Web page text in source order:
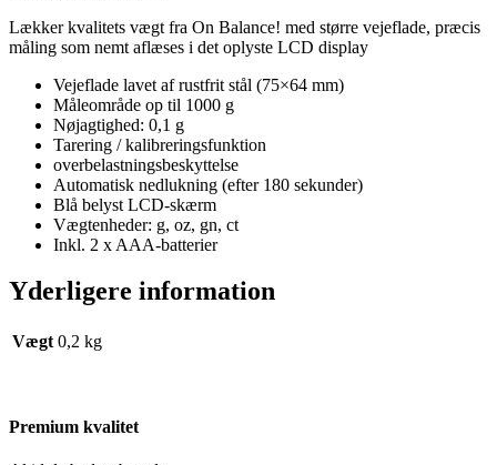
Lækker kvalitets vægt fra On Balance! med større vejeflade, præcis
måling som nemt aflæses i det oplyste LCD display
Vejeflade lavet af rustfrit stål (75×64 mm)
Måleområde op til 1000 g
Nøjagtighed: 0,1 g
Tarering / kalibreringsfunktion
overbelastningsbeskyttelse
Automatisk nedlukning (efter 180 sekunder)
Blå belyst LCD-skærm
Vægtenheder: g, oz, gn, ct
Inkl. 2 x AAA-batterier
Yderligere information
Vægt 0,2 kg
Premium kvalitet